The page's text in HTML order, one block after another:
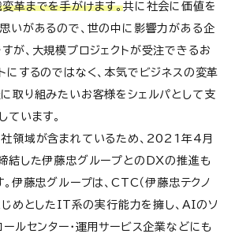
革までを手がけます。共に社会に価値を
いがあるので、世の中に影響力がある企
が、大規模プロジェクトが受注できるお
にするのではなく、本気でビジネスの変革
取り組みたいお客様をシェルパとして支
ています。
領域が含まれているため、2021年4月
結した伊藤忠グループとのDXの推進も
伊藤忠グループは、CTC（伊藤忠テクノ
じめとしたIT系の実行能力を擁し、AIのソ
ールセンター・運用サービス企業などにも